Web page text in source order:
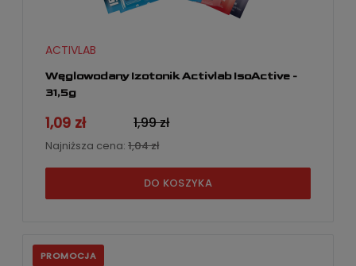
Węglowodany Izotonik Activlab IsoActive -
31,5g
ACTIVLAB
1,09 zł 1,99 zł
Najniższa cena: 1,04 zł
DO KOSZYKA
PROMOCJA